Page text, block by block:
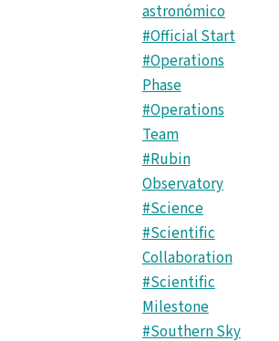
astronómico
#Official Start
#Operations
Phase
#Operations
Team
#Rubin
Observatory
#Science
#Scientific
Collaboration
#Scientific
Milestone
#Southern Sky